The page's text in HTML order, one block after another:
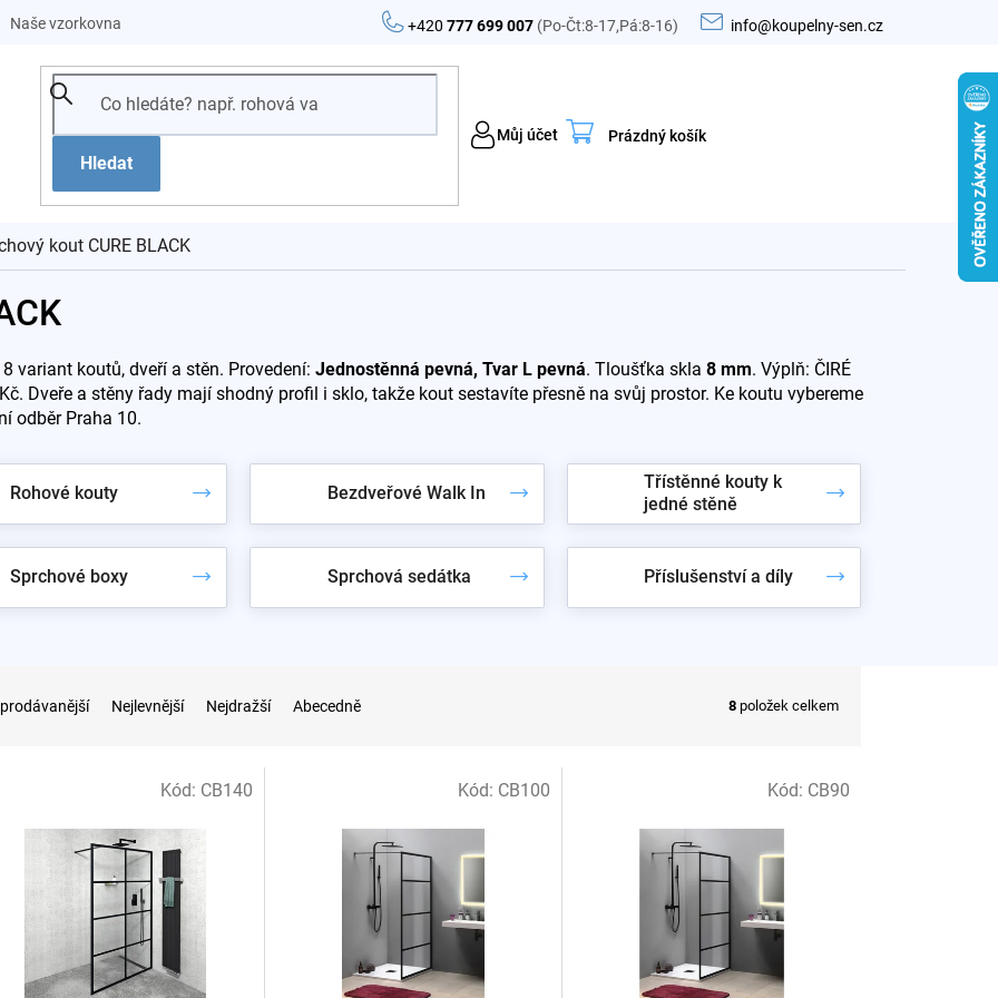
+420777 699 007 (Po-Čt:8-17,Pá:8-16) info@koupelny-sen.cz
Naše vzorkovna
Hledat
Můj účet
Nákupní
Prázdný košík
kout CURE BLACK
variant koutů, dveří a stěn. Provedení: Jednostěnná pevná, Tvar L pevná. Tloušťka skla 8 mm. Výplň: ČIRÉ
Dveře a stěny řady mají shodný profil i sklo, takže kout sestavíte přesně na svůj prostor. Ke koutu vybereme
odběr Praha 10.
Rohové kouty Bezdveřové Walk In
Třístěnné kouty k
jedné stěně
Sprchové boxy Sprchová sedátka Příslušenství a díly
Nejlevnější Nejdražší Abecedně 8 položek celkem
Kód: CB140 Kód: CB100 Kód: CB90